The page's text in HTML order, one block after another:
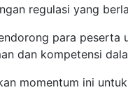
regulasi yang
para peserta
dan kompetensi
momentum ini